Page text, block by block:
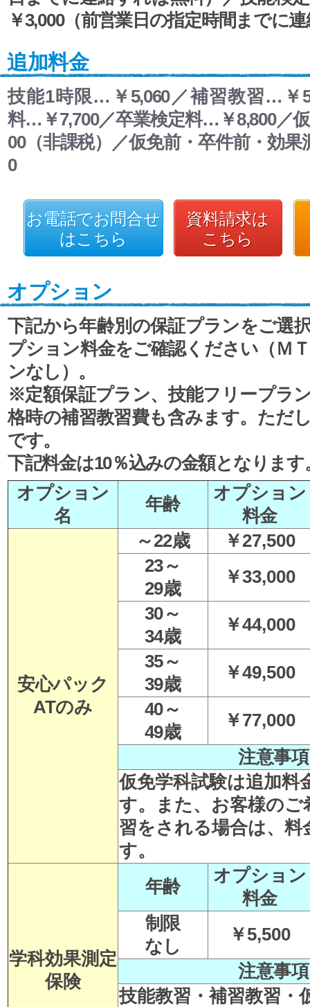
￥3,000（前営業日の指定時間までに
追加料金
技能1時限…￥5,060／補習教習…￥
料…￥7,700／卒業検定料…￥8,800／
00（非課税）／仮免前・卒件前・効
0
お電話でお問合せ
はこちら
資料請求は
こちら
オプション
下記から年齢別の保証プランをご選
プション料金をご確認ください（Ｍ
ンなし）。
※定額保証プラン、技能フリープラ
格時の補習教習費も含みます。ただ
です。
下記料金は10％込みの金額となります
オプション
名
年齢
オプション
料金
安心パック
ATのみ
～22歳
￥27,500
23～
29歳
￥33,000
30～
34歳
￥44,000
35～
39歳
￥49,500
40～
49歳
￥77,000
注意事項
仮免学科試験は追加料
す。また、 お客様のご
習をされる場合は、料
す。
学科効果測定
保険
年齢
オプション
料金
制限
なし
￥5,500
注意事項
技能教習・補習教習・